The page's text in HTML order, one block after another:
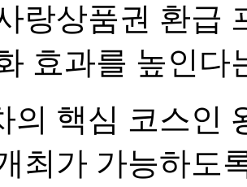
랑상품권 환급
효과를 높인다
의 핵심 코스인
최가 가능하도